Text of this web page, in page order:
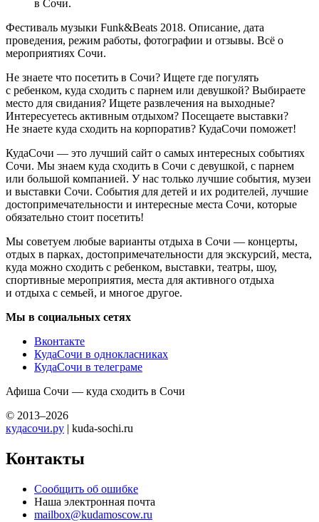
в Сочи.
Фестиваль музыки Funk&Beats 2018. Описание, дата
проведения, режим работы, фотографии и отзывы. Всё о
мероприятиях Сочи.
Не знаете что посетить в Сочи? Ищете где погулять
с ребенком, куда сходить с парнем или девушкой? Выбираете
место для свидания? Ищете развлечения на выходные?
Интересуетесь активным отдыхом? Посещаете выставки?
Не знаете куда сходить на корпоратив? КудаСочи поможет!
КудаСочи — это лучший сайт о самых интересных событиях
Сочи. Мы знаем куда сходить в Сочи с девушкой, с парнем
или большой компанией. У нас только лучшие события, музеи
и выставки Сочи. События для детей и их родителей, лучшие
достопримечательности и интересные места Сочи, которые
обязательно стоит посетить!
Мы советуем любые варианты отдыха в Сочи — концерты,
отдых в парках, достопримечательности для экскурсий, места,
куда можно сходить с ребенком, выставки, театры, шоу,
спортивные мероприятия, места для активного отдыха
и отдыха с семьей, и многое другое.
Мы в социальных сетях
Вконтакте
КудаСочи в однокласниках
КудаСочи в телеграме
Афиша Сочи — куда сходить в Сочи
© 2013–2026
кудасочи.ру | kuda-sochi.ru
Контакты
Сообщить об ошибке
Наша электронная почта
mailbox@kudamoscow.ru